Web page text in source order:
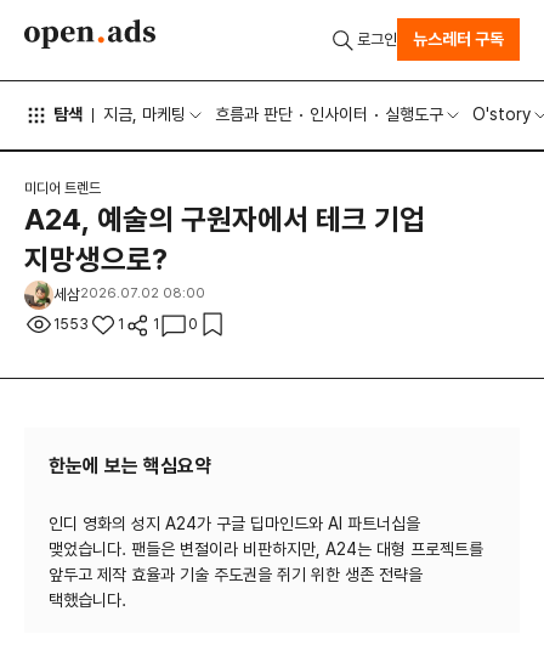
탐색 지금, 마케팅 흐름과 판단 인사이터 실행도구 O'story
로그인 뉴스레터 구독
미디어 트렌드
A24, 예술의 구원자에서 테크 기업
지망생으로?
세삼2026.07.02 08:00
1553 1 1 0
한눈에 보는 핵심요약
인디 영화의 성지 A24가 구글 딥마인드와 AI 파트너십을
맺었습니다. 팬들은 변절이라 비판하지만, A24는 대형 프로젝트를
앞두고 제작 효율과 기술 주도권을 쥐기 위한 생존 전략을